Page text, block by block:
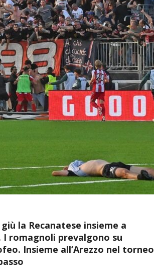
la Recanatese insieme a
I romagnoli prevalgono su
Insieme all’Arezzo nel torneo